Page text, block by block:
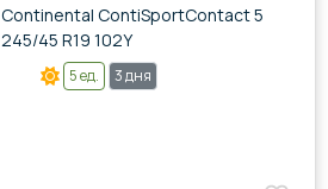
Continental ContiSportContact 5
245/45 R19 102Y
5 ед. 3 дня